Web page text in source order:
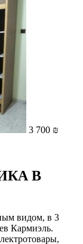
3 700 ₪
В
видом, в 3
Кармиэль.